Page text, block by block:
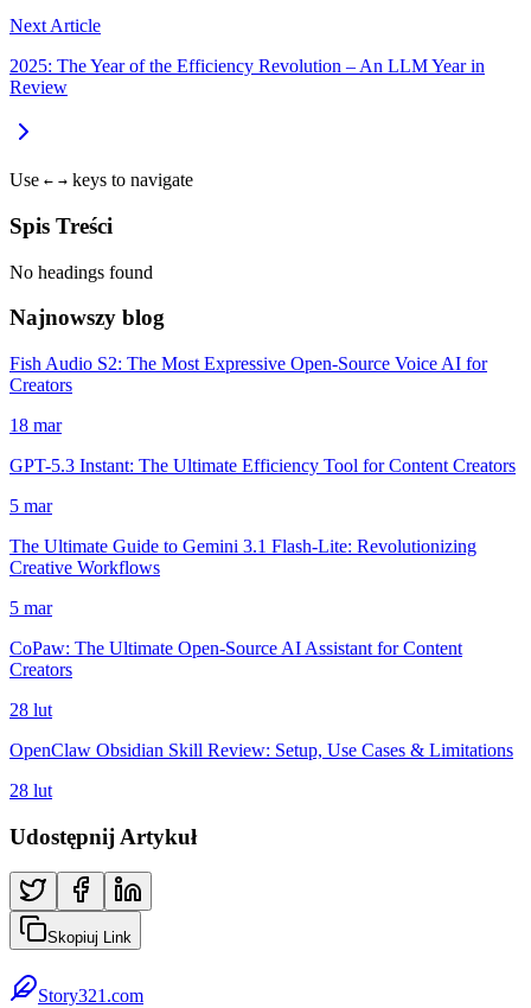
Next Article
2025: The Year of the Efficiency Revolution – An LLM Year in
Review
Use ← → keys to navigate
Spis Treści
No headings found
Najnowszy blog
Fish Audio S2: The Most Expressive Open-Source Voice AI for
Creators
18 mar
GPT-5.3 Instant: The Ultimate Efficiency Tool for Content Creators
5 mar
The Ultimate Guide to Gemini 3.1 Flash-Lite: Revolutionizing
Creative Workflows
5 mar
CoPaw: The Ultimate Open-Source AI Assistant for Content
Creators
28 lut
OpenClaw Obsidian Skill Review: Setup, Use Cases & Limitations
28 lut
Udostępnij Artykuł
Skopiuj Link
Story321.com